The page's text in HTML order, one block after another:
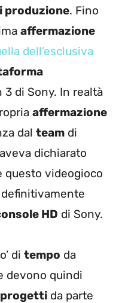
produzione. Fino
affermazione
dell’esclusiva
3 di Sony. In realtà
affermazione
dal team di
dichiarato
questo videogioco
HD di Sony.
di tempo da
devono quindi
progetti da parte